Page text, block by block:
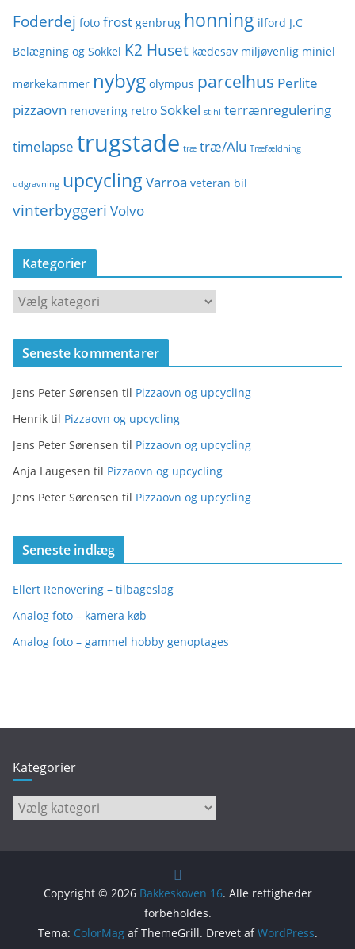
Foderdej foto frost genbrug honning ilford J.C
Belægning og Sokkel K2 Huset kædesav miljøvenlig miniel
mørkekammer nybyg olympus parcelhus Perlite
pizzaovn renovering retro Sokkel stihl terrænregulering
timelapse trugstade træ træ/Alu Træfældning
udgravning upcycling Varroa veteran bil
vinterbyggeri Volvo
Kategorier
K
a
t
o
r
i
r
Seneste kommentarer
Jens Peter Sørensen til Pizzaovn og upcycling
Henrik til Pizzaovn og upcycling
Jens Peter Sørensen til Pizzaovn og upcycling
Anja Laugesen til Pizzaovn og upcycling
Jens Peter Sørensen til Pizzaovn og upcycling
Seneste indlæg
Ellert Renovering – tilbageslag
Analog foto – kamera køb
Analog foto – gammel hobby genoptages
Kategorier
Kategorier
Copyright © 2026 Bakkeskoven 16. Alle rettigheder
forbeholdes.
Tema: ColorMagaf ThemeGrill. Drevet afWordPress.